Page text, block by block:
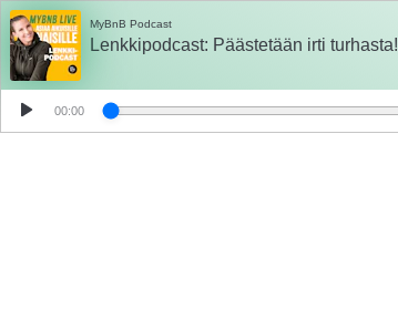
MyBnB Podcast
Lenkkipodcast: Päästetään irti turhasta!
00:00